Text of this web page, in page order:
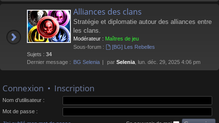
Alliances des clans
Stratégie et diplomatie autour des alliances entre
les clans.
Modérateur : Maîtres de jeu
Sous-forum :
[BG] Les Rebelles
Sujets : 34
Dernier message : BG Selenia par Selenia , lun. déc. 29, 2025 4:06 pm
Connexion • Inscription
Nom d’utilisateur :
Mot de passe :